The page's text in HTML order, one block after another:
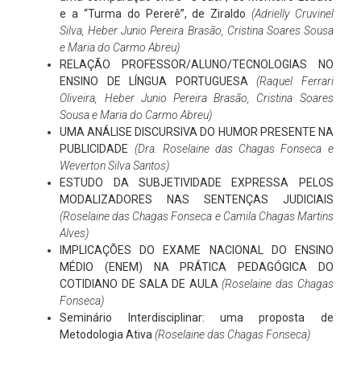
e a “Turma do Pererê”, de Ziraldo (Adrielly Cruvinel
Silva , Heber Junio Pereira Brasão, Cristina Soares Sousa
e Maria do Carmo Abreu)
RELAÇÃO PROFESSOR/ALUNO/TECNOLOGIAS NO
ENSINO DE LÍNGUA PORTUGUESA
(Raquel Ferrari
Oliveira , Heber Junio Pereira Brasão, Cristina Soares
Sousa e Maria do Carmo Abreu)
UMA ANÁLISE DISCURSIVA DO HUMOR PRESENTE NA
PUBLICIDADE (Dra. Roselaine das Chagas Fonseca e
Weverton Silva Santos)
ESTUDO DA SUBJETIVIDADE EXPRESSA PELOS
MODALIZADORES NAS SENTENÇAS JUDICIAIS
(Roselaine das Chagas Fonseca e Camila Chagas Martins
Alves)
IMPLICAÇÕES DO EXAME NACIONAL DO ENSINO
MÉDIO (ENEM) NA PRÁTICA PEDAGÓGICA DO
COTIDIANO DE SALA DE AULA (Roselaine das Chagas
Fonseca)
Seminário Interdisciplinar: uma proposta de
Metodologia Ativa (Roselaine das Chagas Fonseca)